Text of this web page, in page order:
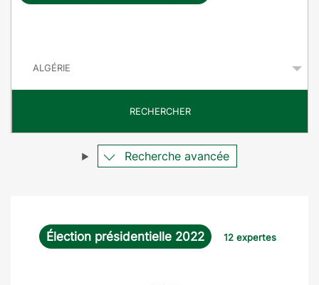
ê
e
RECHERCHER
Recherche avancée
Élection présidentielle 2022 12 expertes